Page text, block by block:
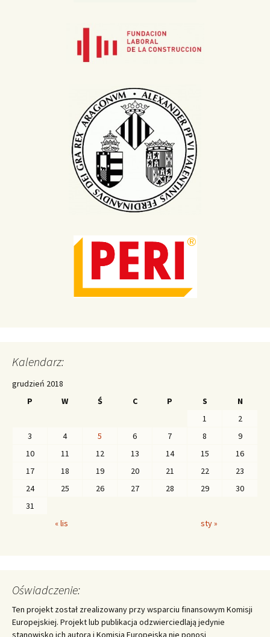
Kalendarz:
grudzień 2018
P
W Ś C P S
N
1
2
3
4 5 6 7 8
9
10
11 12 13 14 15
16
17
18 19 20 21 22
23
24
25 26 27 28 29
30
31
« lis
sty »
Oświadczenie:
Ten projekt został zrealizowany przy wsparciu finansowym Komisji
Europejskiej. Projekt lub publikacja odzwierciedlają jedynie
stanowisko ich autora i Komisja Europejska nie ponosi